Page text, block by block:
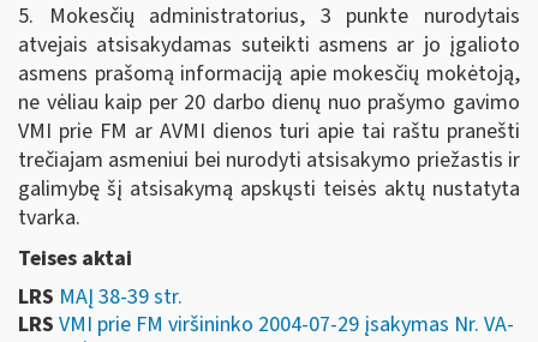
5. Mokesčių administratorius, 3 punkte nurodytais
atvejais atsisakydamas suteikti asmens ar jo įgalioto
asmens prašomą informaciją apie mokesčių mokėtoją,
ne vėliau kaip per 20 darbo dienų nuo prašymo gavimo
VMI prie FM ar AVMI dienos turi apie tai raštu pranešti
trečiajam asmeniui bei nurodyti atsisakymo priežastis ir
galimybę šį atsisakymą apskųsti teisės aktų nustatyta
tvarka.
Teises aktai
LRS MAĮ 38-39 str.
LRS VMI prie FM viršininko 2004-07-29 įsakymas Nr. VA-